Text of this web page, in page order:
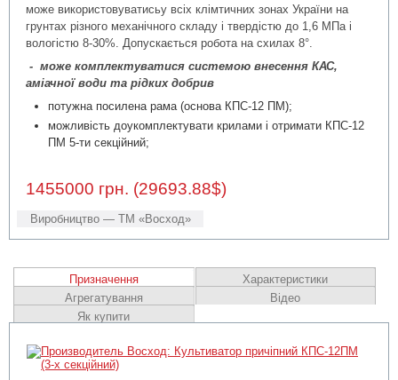
може використовуватисьу всіх клімтичних зонах України на
грунтах різного механічного складу і твердістю до 1,6 МПа і
вологістю 8-30%. Допускається робота на схилах 8°.
- може комплектуватися системою внесення КАС,
аміачної води та рідких добрив
потужна посилена рама (основа КПС-12 ПМ);
можливість доукомплектувати крилами і отримати КПС-12
ПМ 5-ти секційний;
1455000 грн. (29693.88$)
Виробництво — ТМ «Восход»
Призначення
Характеристики
Агрегатування
Відео
Як купити